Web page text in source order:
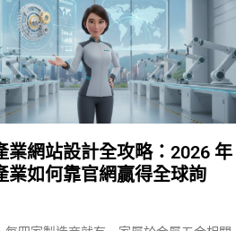
業網站設計全攻略：2026 年
業如何靠官網贏得全球詢